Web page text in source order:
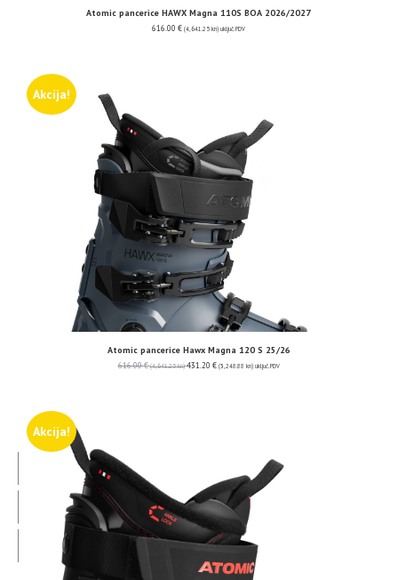
Atomic pancerice HAWX Magna 110S BOA 2026/2027
616.00 € (4,641.25 kn) uključ. PDV
Akcija!
Atomic pancerice Hawx Magna 120 S 25/26
616.00€ (4,641.25 kn) 431.20 € (3,248.88 kn) uključ. PDV
Akcija!